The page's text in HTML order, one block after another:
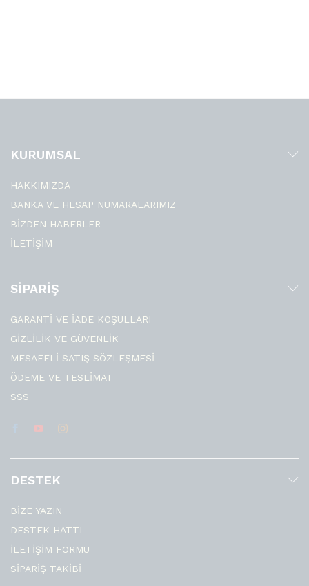
KURUMSAL
HAKKIMIZDA
BANKA VE HESAP NUMARALARIMIZ
BİZDEN HABERLER
İLETİŞİM
SİPARİŞ
GARANTİ VE İADE KOŞULLARI
GİZLİLİK VE GÜVENLİK
MESAFELİ SATIŞ SÖZLEŞMESİ
ÖDEME VE TESLİMAT
SSS
DESTEK
BİZE YAZIN
DESTEK HATTI
İLETİŞİM FORMU
SİPARİŞ TAKİBİ